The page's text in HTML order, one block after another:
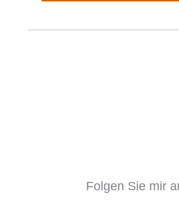
Folgen Sie mir